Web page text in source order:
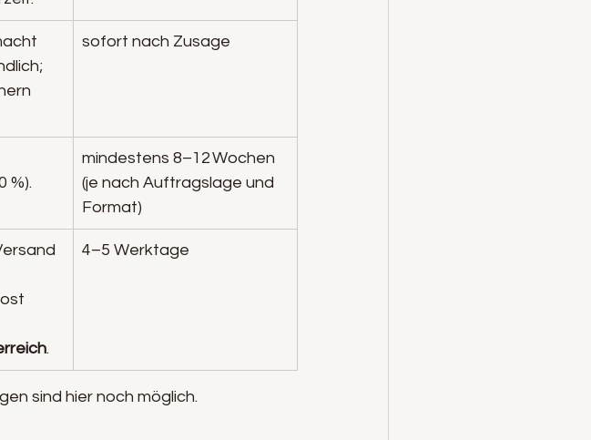
sofort nach Zusage
%).
mindestens 8–12 Wochen
(je nach Auftragslage und
Format)
.
4–5 Werktage
sind hier noch möglich.